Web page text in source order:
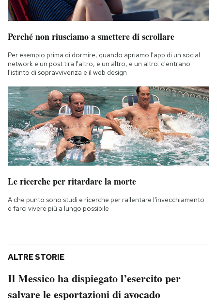
Perché non riusciamo a smettere di scrollare
Per esempio prima di dormire, quando apriamo l'app di un social
network e un post tira l'altro, e un altro, e un altro: c'entrano
l'istinto di sopravvivenza e il web design
Le ricerche per ritardare la morte
A che punto sono studi e ricerche per rallentare l'invecchiamento
e farci vivere più a lungo possibile
ALTRE STORIE
Il Messico ha dispiegato l’esercito per
salvare le esportazioni di avocado